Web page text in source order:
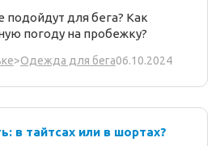
для бега? Как
погоду на пробежку?
>Одежда для бега06.10.2024
в тайтсах или в шортах?